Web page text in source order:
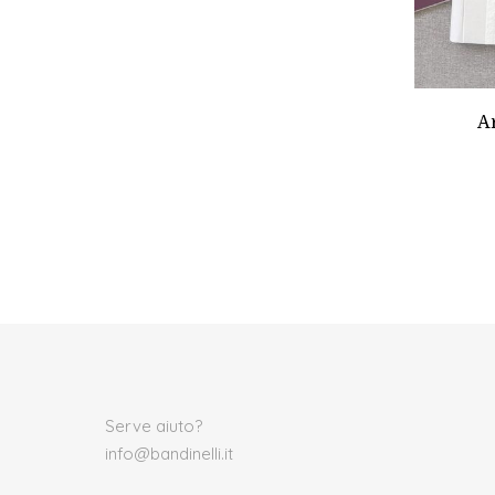
Serve aiuto?
info@bandinelli.it